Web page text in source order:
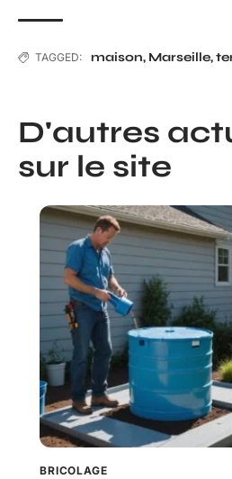
TAGGED: maison, Marseille,
D'autres
sur le site
BRICOLAGE